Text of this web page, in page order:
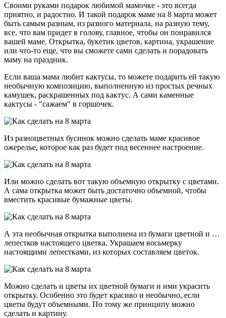
Своими руками подарок любимой мамочке - это всегда
приятно, и радостно. И такой подарок маме на 8 марта может
быть самым разным, из разного материала, на разную тему,
все, что вам придет в голову, главное, чтобы он понравился
вашей маме. Открытка, букетик цветов, картина, украшение
или что-то еще, что вы сможете сами сделать и порадовать
маму на праздник.
Если ваша мама любит кактусы, то можете подарить ей такую
необычную композицию, выполненную из простых речных
камушек, раскрашенных под кактус. А сами каменные
кактусы - "сажаем" в горшочек.
Из разноцветных бусинок можно сделать маме красивое
ожерелье, которое как раз будет под весеннее настроение.
Или можно сделать вот такую объемную открытку с цветами.
А сама открытка может быть достаточно объемной, чтобы
вместить красивые бумажные цветы.
А эта необычная открытка выполнена из бумаги цветной и …
лепестков настоящего цветка. Украшаем восьмерку
настоящими лепестками, из которых составляем цветок.
Можно сделать и цветы их цветной бумаги и ими украсить
открытку. Особенно это будет красиво и необычно, если
цветы будут объемными. По тому же принципу можно
сделать и картину.